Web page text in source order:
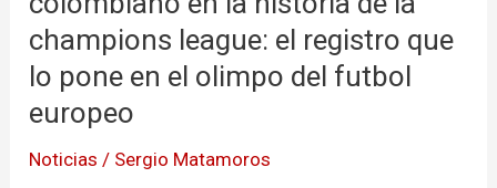
champions league: el registro que
lo pone en el olimpo del futbol
europeo
Noticias / Sergio Matamoros
la
champions
league:
el
registro